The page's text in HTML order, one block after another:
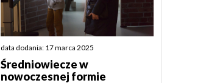
data dodania: 17 marca 2025
Średniowiecze w
nowoczesnej formie